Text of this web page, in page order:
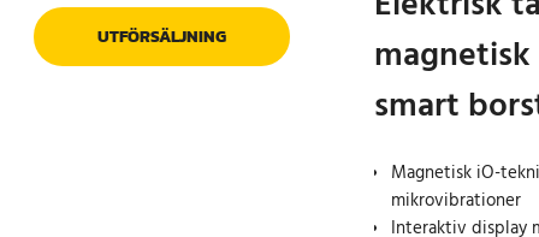
UTFÖRSÄLJNING
smart
Magnetisk iO-
mikrovibrationer
Interaktiv display